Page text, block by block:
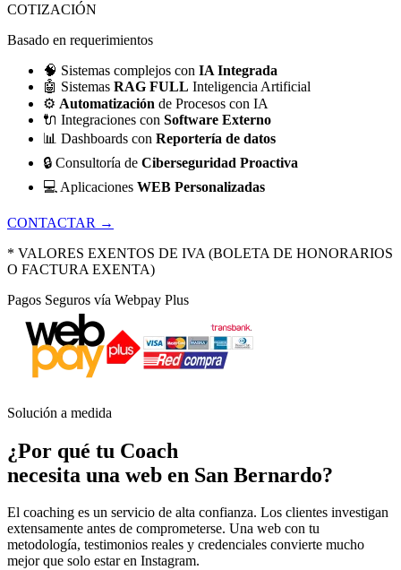
COTIZACIÓN
Basado en requerimientos
🧠 Sistemas complejos con IA Integrada
🤖 Sistemas RAG FULL Inteligencia Artificial
⚙️ Automatización de Procesos con IA
🔌 Integraciones con Software Externo
📊 Dashboards con Reportería de datos
🔒 Consultoría de Ciberseguridad Proactiva
💻 Aplicaciones WEB Personalizadas
CONTACTAR →
* VALORES EXENTOS DE IVA (BOLETA DE HONORARIOS
O FACTURA EXENTA)
Pagos Seguros vía Webpay Plus
Solución a medida
¿Por qué tu Coach
necesita una web en San Bernardo?
El coaching es un servicio de alta confianza. Los clientes investigan
extensamente antes de comprometerse. Una web con tu
metodología, testimonios reales y credenciales convierte mucho
mejor que solo estar en Instagram.